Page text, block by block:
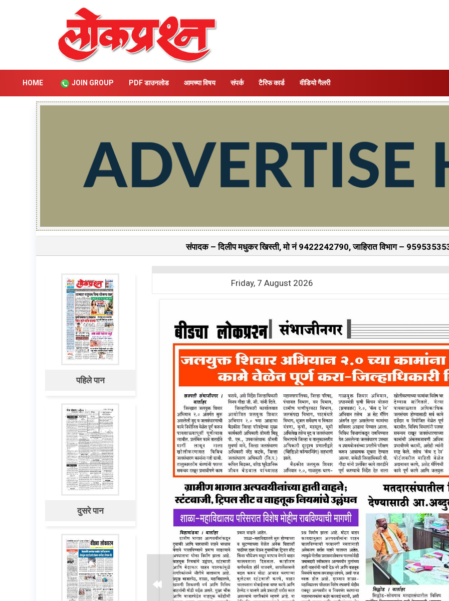
HOME JOIN GROUP PDF डाउनलोड आमच्या विषय संपर्क टैरिफ कार्ड वीडियो गैलरी
संपादक – दिलीप मधुकर खिस्ती, मो नं 9422242790, जाहिरात विभाग – 9595353531,
पहिले पान
दुसरे पान
Friday, 7 August 2026